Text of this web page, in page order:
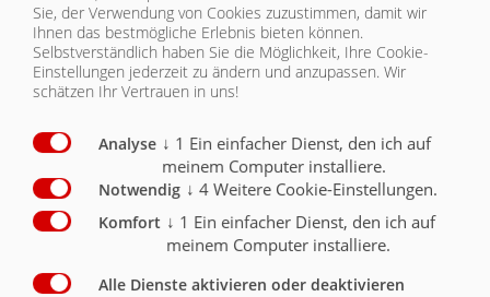
Breitverteiler
Staukasten absperrbar ca. 350 mm x 350 mm x 4000
mm
Schlauchhaspel 1"x50mtr # 497 464
mit Industrieschlauch NW 25 + Mehrzweckstrahlrohr
bis 8 bar Druck
Schlauchhaspel 1 1/2" x 20 mtr, # 487 664
mit Industrieschlauch NW 38 + Mehrzweckstrahlrohr
Sie, der Verwendung von Cookies zuzustimmen, damit wir
Ihnen das bestmögliche Erlebnis bieten können.
Selbstverständlich haben Sie die Möglichkeit, Ihre Cookie-
Einstellungen jederzeit zu ändern und anzupassen. Wir
schätzen Ihr Vertrauen in uns!
Analyse ↓ 1 Ein einfacher Dienst, den ich auf
meinem Computer installiere.
Notwendig ↓ 4 Weitere Cookie-Einstellungen.
Komfort ↓ 1 Ein einfacher Dienst, den ich auf
meinem Computer installiere.
Alle Dienste aktivieren oder deaktivieren